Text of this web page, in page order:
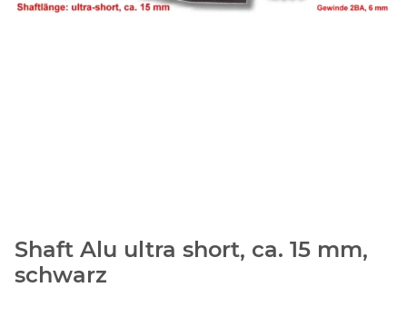
Shaft Alu ultra short, ca. 15 mm,
schwarz